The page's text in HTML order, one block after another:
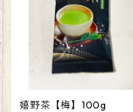
嬉野茶【梅】100g